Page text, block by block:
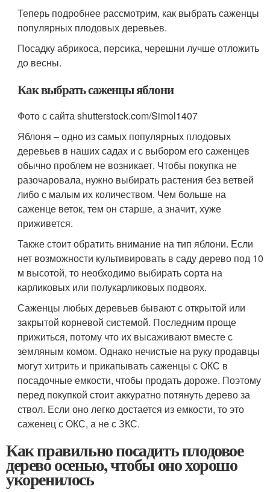
Теперь подробнее рассмотрим, как выбрать саженцы
популярных плодовых деревьев.
Посадку абрикоса, персика, черешни лучше отложить
до весны.
Как выбрать саженцы яблони
Фото с сайта shutterstock.com/Simol1407
Яблоня – одно из самых популярных плодовых
деревьев в наших садах и с выбором его саженцев
обычно проблем не возникает. Чтобы покупка не
разочаровала, нужно выбирать растения без ветвей
либо с малым их количеством. Чем больше на
саженце веток, тем он старше, а значит, хуже
приживется.
Также стоит обратить внимание на тип яблони. Если
нет возможности культивировать в саду дерево под 10
м высотой, то необходимо выбирать сорта на
карликовых или полукарликовых подвоях.
Саженцы любых деревьев бывают с открытой или
закрытой корневой системой. Последним проще
прижиться, потому что их высаживают вместе с
земляным комом. Однако нечистые на руку продавцы
могут хитрить и прикапывать саженцы с ОКС в
посадочные емкости, чтобы продать дороже. Поэтому
перед покупкой стоит аккуратно потянуть дерево за
ствол. Если оно легко достается из емкости, то это
саженец с ОКС, а не с ЗКС.
Как правильно посадить плодовое
дерево осенью, чтобы оно хорошо
укоренилось